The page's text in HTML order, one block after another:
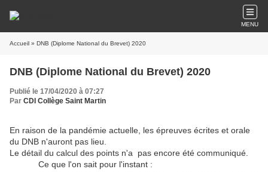
MENU
Accueil » DNB (Diplome National du Brevet) 2020
DNB (Diplome National du Brevet) 2020
Publié le 17/04/2020 à 07:27
Par CDI Collège Saint Martin
En raison de la pandémie actuelle, les épreuves écrites et orale
du DNB n'auront pas lieu.
Le détail du calcul des points n'a pas encore été communiqué.
Ce que l'on sait pour l'instant :